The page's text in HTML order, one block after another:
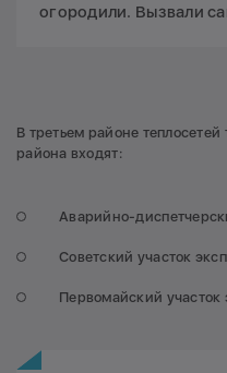
огородили. Вызвали
В третьем районе
района входят:
Аварийно-
Советский участок
Первомайский участок